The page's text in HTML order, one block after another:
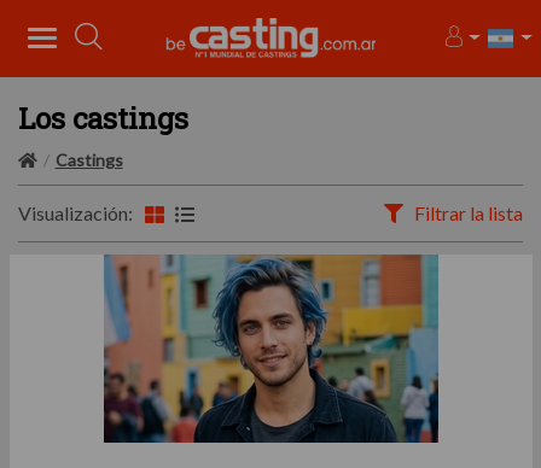
Los castings
Castings
Visualización: Filtrar la lista